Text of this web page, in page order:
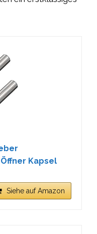
Kapsel
Siehe auf Amazon